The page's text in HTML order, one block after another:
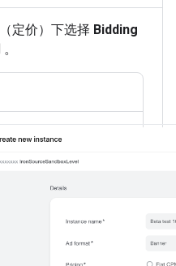
（定价）下选择 Bidding
。